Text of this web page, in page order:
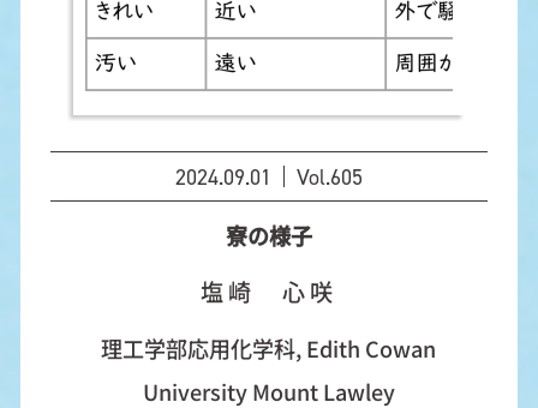
2024.09.01 Vol.605
寮の様子
塩崎 心咲
理工学部応用化学科, Edith Cowan
University Mount Lawley